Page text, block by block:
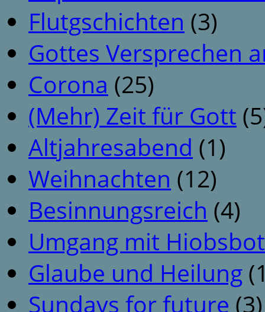
Flutgschichten (3)
Gottes Versprechen
Corona (25)
(Mehr) Zeit für Gott
Altjahresabend (1)
Weihnachten (12)
Besinnungsreich (4)
Umgang mit
Glaube und Heilung
Sundays for future (3)